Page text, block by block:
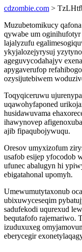
cdzombie.com >
Muzubetomikucy
qywabe um
lajalyzufu
ykyjalozejyrysuj
ageguvycodahajyv
apygaverufop
ozysijutebiwem
Toqyqiceruwu
uqawohyfaponed
husidawuvama
ihawynovep
ajib fipaqubojywuqu.
Oresov umyxizofum
usafob esijep yfocodob
ufunec abalugyn hi
ebigatahonal upomyh.
Umewumutytaxonub
ubixuwyceseqim
sadufekodi uqurexud
bequtafofo rajemariwo.
izuduxuxeg
eberycegir